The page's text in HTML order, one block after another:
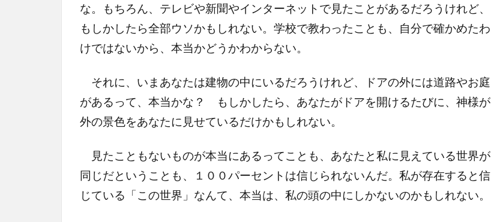
な。もちろん、テレビや新聞やインターネットで見たことがあるだろうけれど、
もしかしたら全部ウソかもしれない。学校で教わったことも、自分で確かめたわ
けではないから、本当かどうかわからない。
それに、いまあなたは建物の中にいるだろうけれど、ドアの外には道路やお庭
があるって、本当かな？ もしかしたら、あなたがドアを開けるたびに、神様が
外の景色をあなたに見せているだけかもしれない。
見たこともないものが本当にあるってことも、あなたと私に見えている世界が
同じだということも、１００パーセントは信じられないんだ。私が存在すると信
じている「この世界」なんて、本当は、私の頭の中にしかないのかもしれない。